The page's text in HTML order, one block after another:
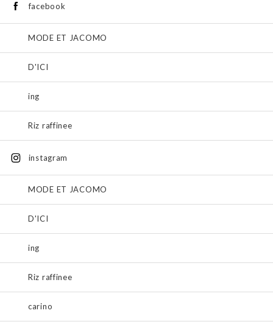
facebook
MODE ET JACOMO
D'ICI
ing
Riz raffinee
instagram
MODE ET JACOMO
D'ICI
ing
Riz raffinee
carino